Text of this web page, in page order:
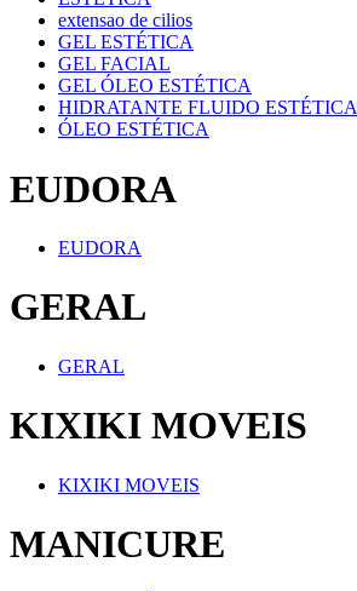
extensao de cilios
GEL ESTÉTICA
GEL FACIAL
GEL ÓLEO ESTÉTICA
HIDRATANTE FLUIDO ESTÉTICA
ÓLEO ESTÉTICA
EUDORA
EUDORA
GERAL
GERAL
KIXIKI MOVEIS
KIXIKI MOVEIS
MANICURE